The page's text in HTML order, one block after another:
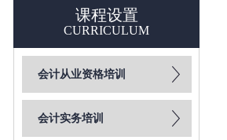
课程设置
CURRICULUM
会计从业资格培训
会计实务培训